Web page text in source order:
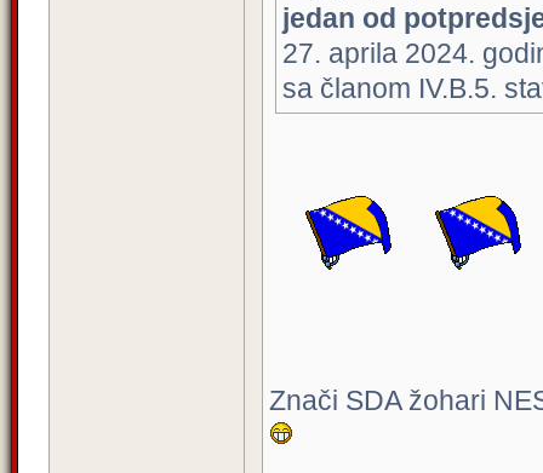
jedan od
27. aprila 2024.
sa članom IV.B.5.
Znači SDA žohari